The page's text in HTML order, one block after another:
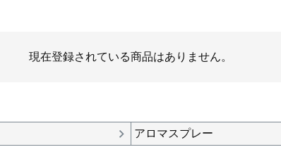
現在登録されている商品はありません。
アロマスプレー